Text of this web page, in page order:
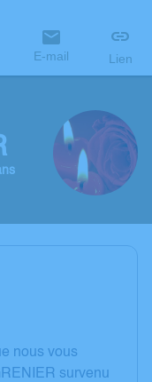
E-mail Lien
nous vous
survenu